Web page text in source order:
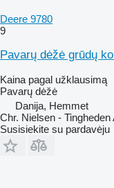
Deere 9780
9
Pavarų dėžė grūdų
Kaina pagal užklausimą
Pavarų dėžė
Danija, Hemmet
Chr. Nielsen - Tingheden
Susisiekite su pardavėju